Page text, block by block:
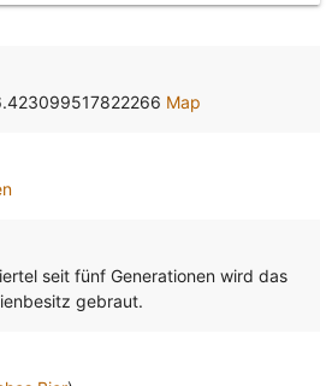
Map
seit fünf Generationen wird das
gebraut.